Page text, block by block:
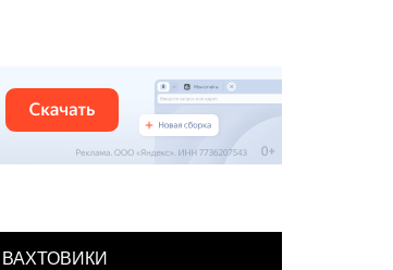
ВАХТОВИКИ